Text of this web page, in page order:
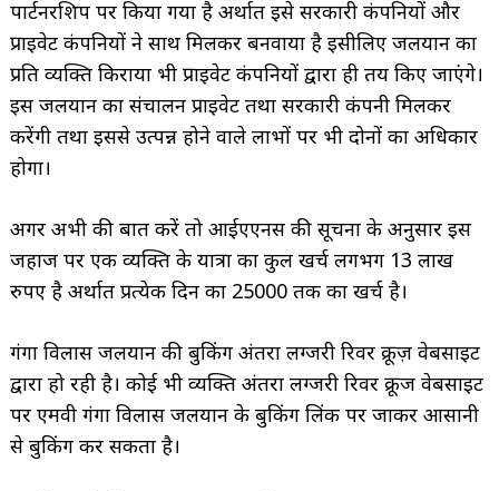
पार्टनरशिप पर किया गया है अर्थात इसे सरकारी कंपनियों और
प्राइवेट कंपनियों ने साथ मिलकर बनवाया है इसीलिए जलयान का
प्रति व्यक्ति किराया भी प्राइवेट कंपनियों द्वारा ही तय किए जाएंगे।
इस जलयान का संचालन प्राइवेट तथा सरकारी कंपनी मिलकर
करेंगी तथा इससे उत्पन्न होने वाले लाभों पर भी दोनों का अधिकार
होगा।
अगर अभी की बात करें तो आईएएनस की सूचना के अनुसार इस
जहाज पर एक व्यक्ति के यात्रा का कुल खर्च लगभग 13 लाख
रुपए है अर्थात प्रत्येक दिन का 25000 तक का खर्च है।
गंगा विलास जलयान की बुकिंग अंतरा लग्जरी रिवर क्रूज़ वेबसाइट
द्वारा हो रही है। कोई भी व्यक्ति अंतरा लग्जरी रिवर क्रूज वेबसाइट
पर एमवी गंगा विलास जलयान के बुकिंग लिंक पर जाकर आसानी
से बुकिंग कर सकता है।